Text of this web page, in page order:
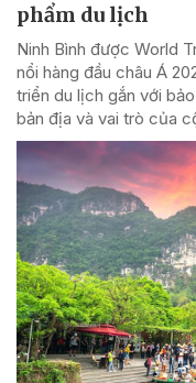
phẩm du lịch
Ninh Bình được World
nổi hàng đầu châu Á
triển du lịch gắn với
bản địa và vai trò của